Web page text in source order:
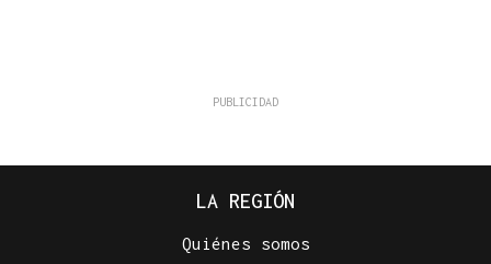
LA REGIÓN
Quiénes somos